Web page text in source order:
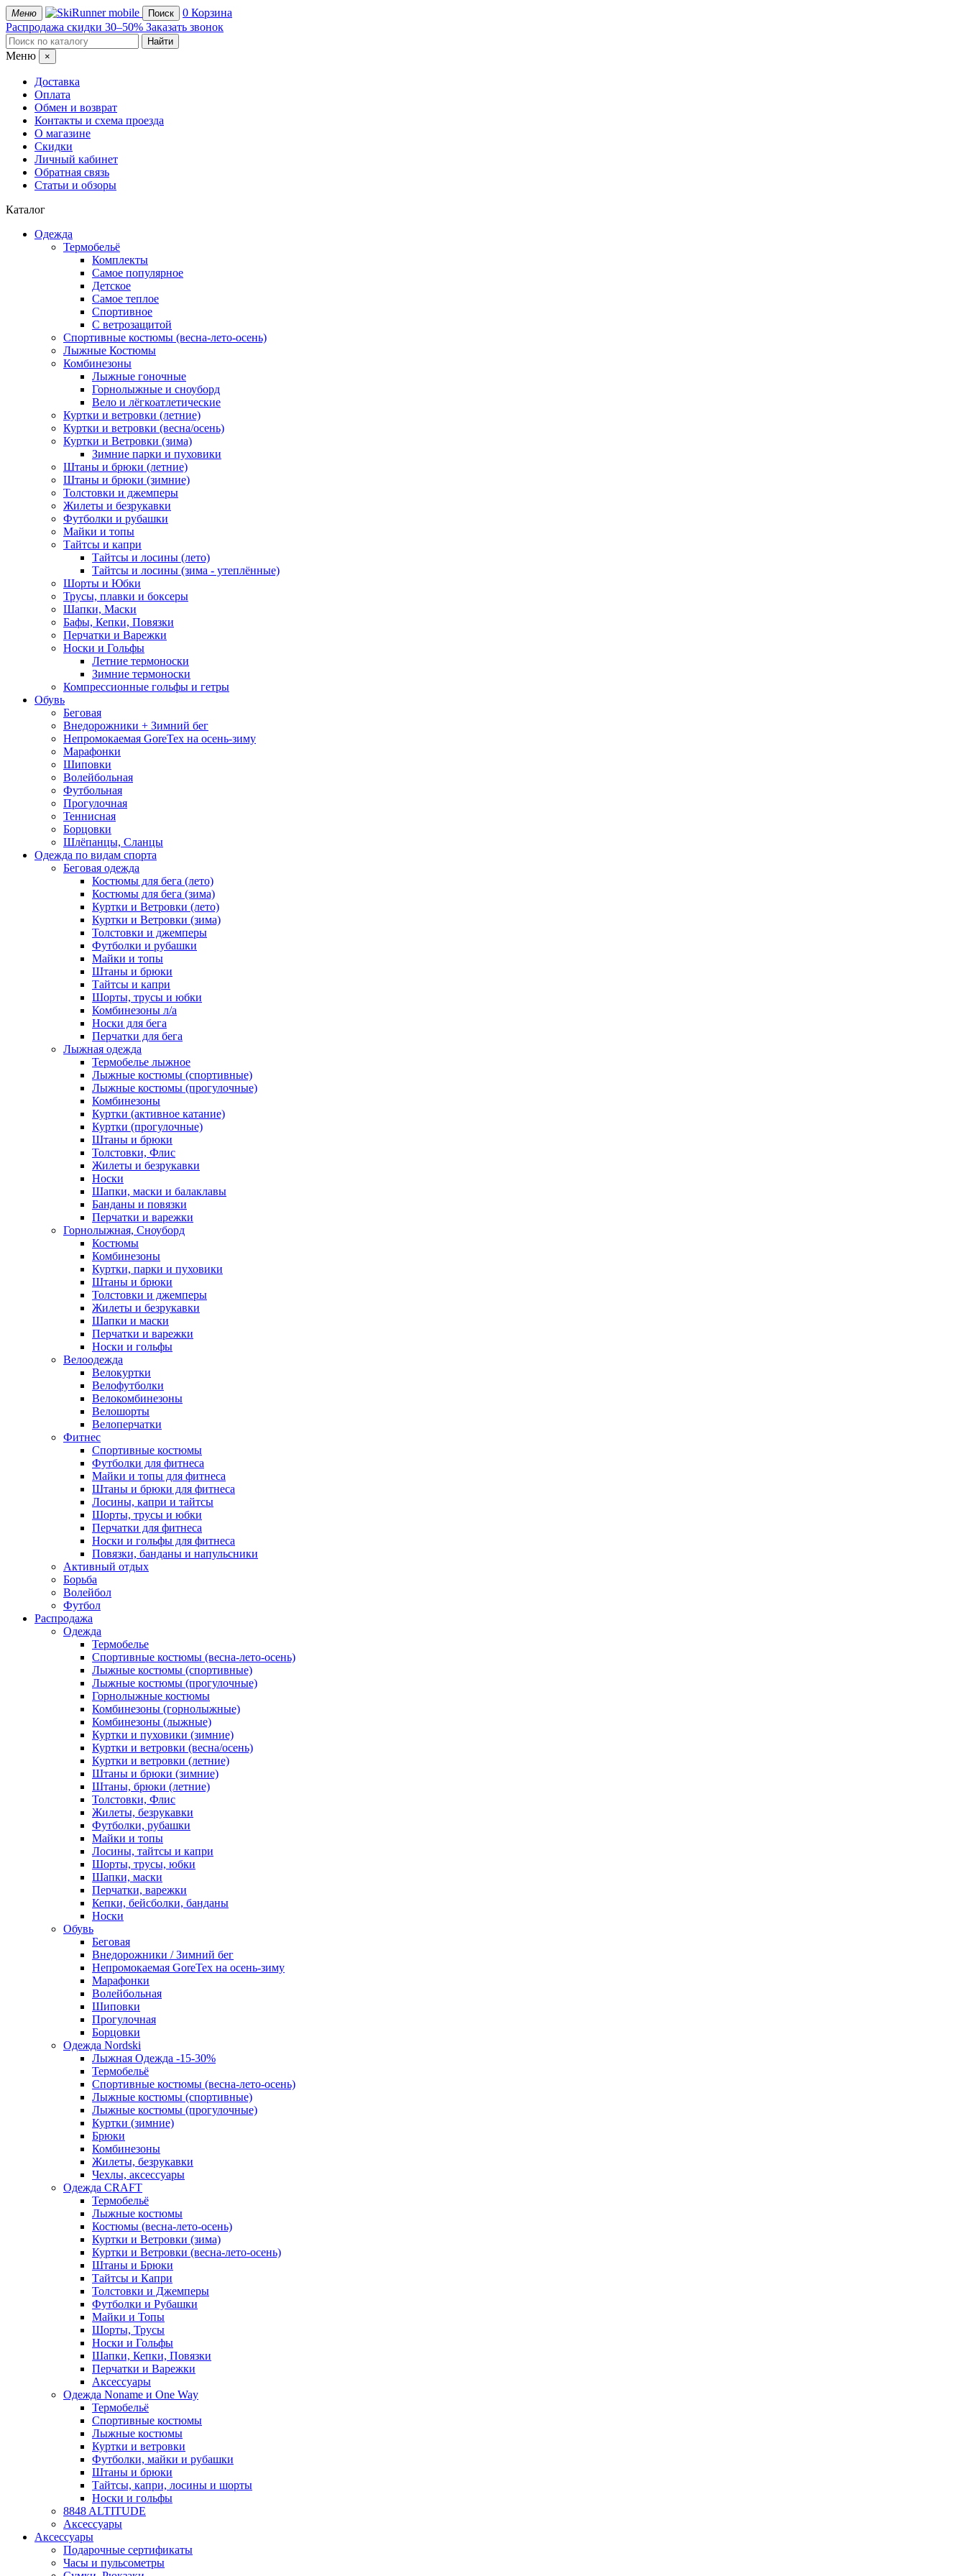
Меню mobile Поиск 0 Корзина
Распродажа скидки 30–50% Заказать звонок
Меню ×
Доставка
Оплата
Обмен и возврат
Контакты и схема проезда
О магазине
Скидки
Личный кабинет
Обратная связь
Статьи и обзоры
Каталог
Одежда
Термобельё
Комплекты
Самое популярное
Детское
Самое теплое
Спортивное
С ветрозащитой
Спортивные костюмы (весна-лето-осень)
Лыжные Костюмы
Комбинезоны
Лыжные гоночные
Горнолыжные и сноуборд
Вело и лёгкоатлетические
Куртки и ветровки (летние)
Куртки и ветровки (весна/осень)
Куртки и Ветровки (зима)
Зимние парки и пуховики
Штаны и брюки (летние)
Штаны и брюки (зимние)
Толстовки и джемперы
Жилеты и безрукавки
Футболки и рубашки
Майки и топы
Тайтсы и капри
Тайтсы и лосины (лето)
Тайтсы и лосины (зима - утеплённые)
Шорты и Юбки
Трусы, плавки и боксеры
Шапки, Маски
Бафы, Кепки, Повязки
Перчатки и Варежки
Носки и Гольфы
Летние термоноски
Зимние термоноски
Компрессионные гольфы и гетры
Обувь
Беговая
Внедорожники + Зимний бег
Непромокаемая GoreTex на осень-зиму
Марафонки
Шиповки
Волейбольная
Футбольная
Прогулочная
Теннисная
Борцовки
Шлёпанцы, Сланцы
Одежда по видам спорта
Беговая одежда
Костюмы для бега (лето)
Костюмы для бега (зима)
Куртки и Ветровки (лето)
Куртки и Ветровки (зима)
Толстовки и джемперы
Футболки и рубашки
Майки и топы
Штаны и брюки
Тайтсы и капри
Шорты, трусы и юбки
Комбинезоны л/а
Носки для бега
Перчатки для бега
Лыжная одежда
Термобелье лыжное
Лыжные костюмы (спортивные)
Лыжные костюмы (прогулочные)
Комбинезоны
Куртки (активное катание)
Куртки (прогулочные)
Штаны и брюки
Толстовки, Флис
Жилеты и безрукавки
Носки
Шапки, маски и балаклавы
Банданы и повязки
Перчатки и варежки
Горнолыжная, Сноуборд
Костюмы
Комбинезоны
Куртки, парки и пуховики
Штаны и брюки
Толстовки и джемперы
Жилеты и безрукавки
Шапки и маски
Перчатки и варежки
Носки и гольфы
Велоодежда
Велокуртки
Велофутболки
Велокомбинезоны
Велошорты
Велоперчатки
Фитнес
Спортивные костюмы
Футболки для фитнеса
Майки и топы для фитнеса
Штаны и брюки для фитнеса
Лосины, капри и тайтсы
Шорты, трусы и юбки
Перчатки для фитнеса
Носки и гольфы для фитнеса
Повязки, банданы и напульсники
Активный отдых
Борьба
Волейбол
Футбол
Распродажа
Одежда
Термобелье
Спортивные костюмы (весна-лето-осень)
Лыжные костюмы (спортивные)
Лыжные костюмы (прогулочные)
Горнолыжные костюмы
Комбинезоны (горнолыжные)
Комбинезоны (лыжные)
Куртки и пуховики (зимние)
Куртки и ветровки (весна/осень)
Куртки и ветровки (летние)
Штаны и брюки (зимние)
Штаны, брюки (летние)
Толстовки, Флис
Жилеты, безрукавки
Футболки, рубашки
Майки и топы
Лосины, тайтсы и капри
Шорты, трусы, юбки
Шапки, маски
Перчатки, варежки
Кепки, бейсболки, банданы
Носки
Обувь
Беговая
Внедорожники / Зимний бег
Непромокаемая GoreTex на осень-зиму
Марафонки
Волейбольная
Шиповки
Прогулочная
Борцовки
Одежда Nordski
Лыжная Одежда -15-30%
Термобельё
Спортивные костюмы (весна-лето-осень)
Лыжные костюмы (спортивные)
Лыжные костюмы (прогулочные)
Куртки (зимние)
Брюки
Комбинезоны
Жилеты, безрукавки
Чехлы, аксессуары
Одежда CRAFT
Термобельё
Лыжные костюмы
Костюмы (весна-лето-осень)
Куртки и Ветровки (зима)
Куртки и Ветровки (весна-лето-осень)
Штаны и Брюки
Тайтсы и Капри
Толстовки и Джемперы
Футболки и Рубашки
Майки и Топы
Шорты, Трусы
Носки и Гольфы
Шапки, Кепки, Повязки
Перчатки и Варежки
Аксессуары
Одежда Noname и One Way
Термобельё
Спортивные костюмы
Лыжные костюмы
Куртки и ветровки
Футболки, майки и рубашки
Штаны и брюки
Тайтсы, капри, лосины и шорты
Носки и гольфы
8848 ALTITUDE
Аксессуары
Аксессуары
Подарочные сертификаты
Часы и пульсометры